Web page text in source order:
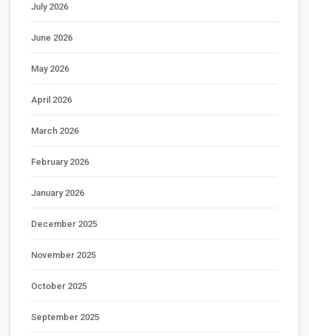
July 2026
June 2026
May 2026
April 2026
March 2026
February 2026
January 2026
December 2025
November 2025
October 2025
September 2025